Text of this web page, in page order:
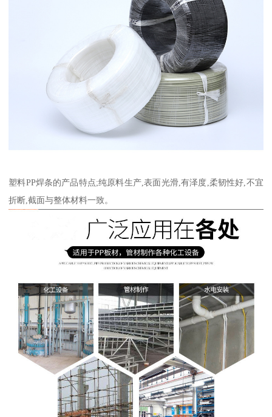
塑料PP焊条的产品特点;纯原料生产,表面光滑,有泽度,柔韧性好,不宜
折断,截面与整体材料一致。